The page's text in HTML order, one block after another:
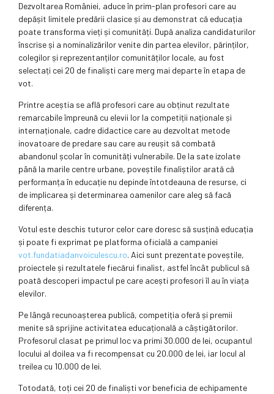
Dezvoltarea României, aduce în prim-plan profesori care au
depășit limitele predării clasice și au demonstrat că educația
poate transforma vieți și comunități. După analiza candidaturilor
înscrise și a nominalizărilor venite din partea elevilor, părinților,
colegilor și reprezentanților comunităților locale, au fost
selectați cei 20 de finaliști care merg mai departe în etapa de
vot.
Printre aceștia se află profesori care au obținut rezultate
remarcabile împreună cu elevii lor la competiții naționale și
internaționale, cadre didactice care au dezvoltat metode
inovatoare de predare sau care au reușit să combată
abandonul școlar în comunități vulnerabile. De la sate izolate
până la marile centre urbane, poveștile finaliștilor arată că
performanța în educație nu depinde întotdeauna de resurse, ci
de implicarea și determinarea oamenilor care aleg să facă
diferența.
Votul este deschis tuturor celor care doresc să susțină educația
și poate fi exprimat pe platforma oficială a campaniei
vot.fundatiadanvoiculescu.ro. Aici sunt prezentate poveștile,
proiectele și rezultatele fiecărui finalist, astfel încât publicul să
poată descoperi impactul pe care acești profesori îl au în viața
elevilor.
Pe lângă recunoașterea publică, competiția oferă și premii
menite să sprijine activitatea educațională a câștigătorilor.
Profesorul clasat pe primul loc va primi 30.000 de lei, ocupantul
locului al doilea va fi recompensat cu 20.000 de lei, iar locul al
treilea cu 10.000 de lei.
Totodată, toți cei 20 de finaliști vor beneficia de echipamente